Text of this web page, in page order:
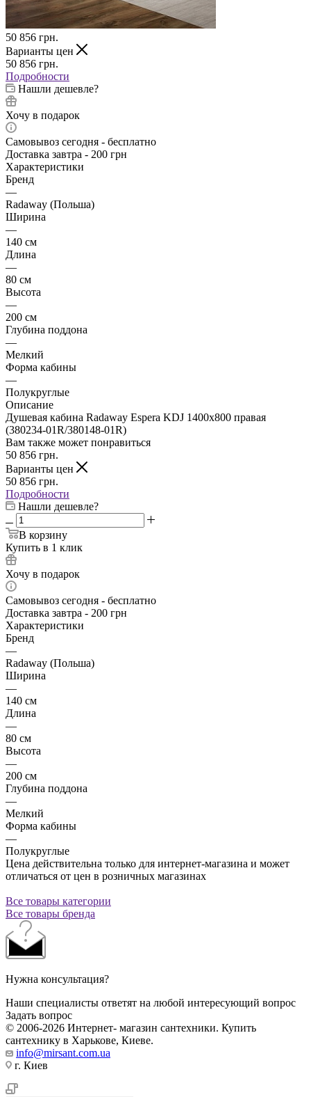
50 856 грн.
Варианты цен
50 856 грн.
Подробности
Нашли дешевле?
Хочу в подарок
Самовывоз сегодня - бесплатно
Доставка завтра - 200 грн
Характеристики
Бренд
—
Radaway (Польша)
Ширина
—
140 см
Длина
—
80 см
Высота
—
200 см
Глубина поддона
—
Мелкий
Форма кабины
—
Полукруглые
Описание
Душевая кабина Radaway Espera KDJ 1400x800 правая
(380234-01R/380148-01R)
Вам также может понравиться
50 856 грн.
Варианты цен
50 856 грн.
Подробности
Нашли дешевле?
В корзину
Купить в 1 клик
Хочу в подарок
Самовывоз сегодня - бесплатно
Доставка завтра - 200 грн
Характеристики
Бренд
—
Radaway (Польша)
Ширина
—
140 см
Длина
—
80 см
Высота
—
200 см
Глубина поддона
—
Мелкий
Форма кабины
—
Полукруглые
Цена действительна только для интернет-магазина и может
отличаться от цен в розничных магазинах
Все товары категории
Все товары бренда
Нужна консультация?
Наши специалисты ответят на любой интересующий вопрос
Задать вопрос
© 2006-2026 Интернет- магазин сантехники. Купить
сантехнику в Харькове, Киеве.
info@mirsant.com.ua
г. Киев